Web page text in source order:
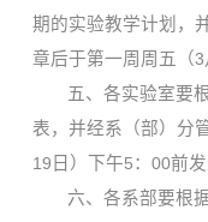
期的实验教学计划，
章后于第一周周五（3
五、各实验室要
表，并经系（部）分
19 日）下午5： 00前
六、各系部要根